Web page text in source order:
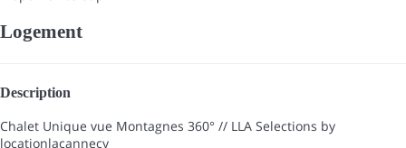
Logement
Description
Chalet Unique vue Montagnes 360° // LLA Selections by
locationlacannecy